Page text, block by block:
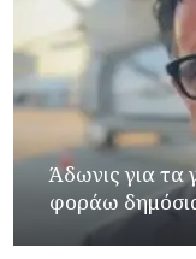
Άδωνις για τα
φοράω